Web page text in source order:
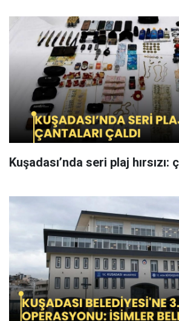
Kuşadası’nda seri plaj hırsızı: